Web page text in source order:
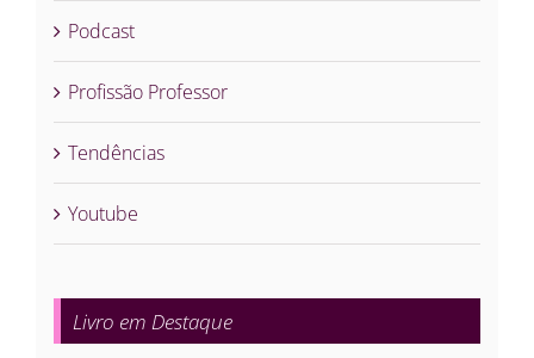
Podcast
Profissão Professor
Tendências
Youtube
Livro em Destaque